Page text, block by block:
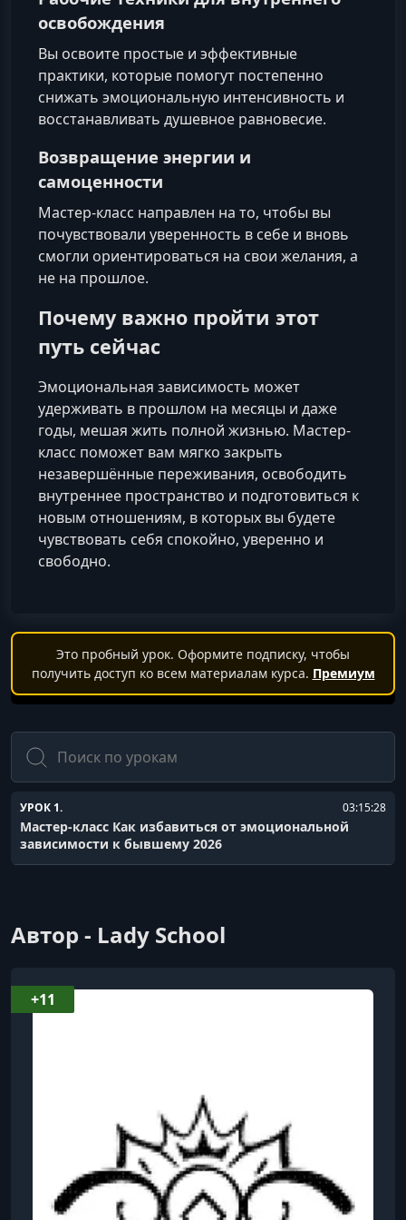
освобождения
Вы освоите простые и эффективные
практики, которые помогут постепенно
снижать эмоциональную интенсивность и
восстанавливать душевное равновесие.
Возвращение энергии и
самоценности
Мастер-класс направлен на то, чтобы вы
почувствовали уверенность в себе и вновь
смогли ориентироваться на свои желания, а
не на прошлое.
Почему важно пройти этот
путь сейчас
Эмоциональная зависимость может
удерживать в прошлом на месяцы и даже
годы, мешая жить полной жизнью. Мастер-
класс поможет вам мягко закрыть
незавершённые переживания, освободить
внутреннее пространство и подготовиться к
новым отношениям, в которых вы будете
чувствовать себя спокойно, уверенно и
свободно.
Это пробный урок. Оформите подписку, чтобы
получить доступ ко всем материалам курса. Премиум
Поиск
УРОК 1. 03:15:28
Мастер-класс Как избавиться от эмоциональной
зависимости к бывшему 2026
Автор - Lady School
+11